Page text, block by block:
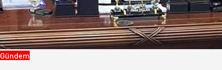
Gündem